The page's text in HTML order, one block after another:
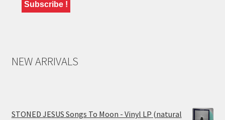
NEW ARRIVALS
STONED JESUS Songs To Moon - Vinyl LP (natural